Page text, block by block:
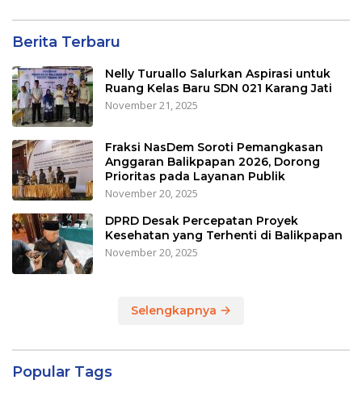
Berita Terbaru
Nelly Turuallo Salurkan Aspirasi untuk
Ruang Kelas Baru SDN 021 Karang Jati
November 21, 2025
Fraksi NasDem Soroti Pemangkasan
Anggaran Balikpapan 2026, Dorong
Prioritas pada Layanan Publik
November 20, 2025
DPRD Desak Percepatan Proyek
Kesehatan yang Terhenti di Balikpapan
November 20, 2025
Selengkapnya
Popular Tags